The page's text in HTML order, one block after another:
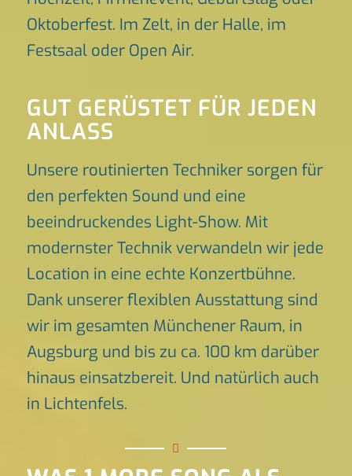
Oktoberfest. Im Zelt, in der Halle, im
Festsaal oder Open Air.
GUT GERÜSTET FÜR JEDEN
ANLASS
Unsere routinierten Techniker sorgen für
den perfekten Sound und eine
beeindruckendes Light-Show. Mit
modernster Technik verwandeln wir jede
Location in eine echte Konzertbühne.
Dank unserer flexiblen Ausstattung sind
wir im gesamten Münchener Raum, in
Augsburg und bis zu ca. 100 km darüber
hinaus einsatzbereit. Und natürlich auch
in Lichtenfels.